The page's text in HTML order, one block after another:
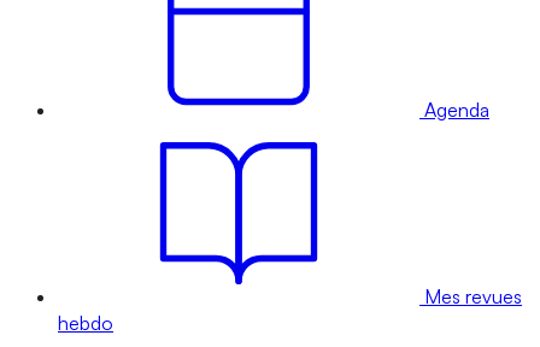
Agenda
Mes revues
hebdo